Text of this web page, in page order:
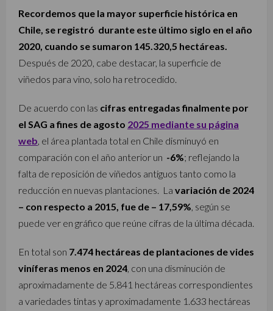
Recordemos que la mayor superficie histórica en
Chile, se registró durante este último siglo en el año
2020, cuando se sumaron 145.320,5 hectáreas.
Después de 2020, cabe destacar, la superficie de
viñedos para vino, solo ha retrocedido.
De acuerdo con las cifras entregadas finalmente por
el SAG a fines de agosto 2025 mediante su página
web, el área plantada total en Chile disminuyó en
comparación con el año anterior un -6%; reflejando la
falta de reposición de viñedos antiguos tanto como la
reducción en nuevas plantaciones. La variación de 2024
– con respecto a 2015, fue de – 17,59%, según se
puede ver en gráfico que reúne cifras de la última década.
En total son 7.474 hectáreas de plantaciones de vides
viníferas menos en 2024, con una disminución de
aproximadamente de 5.841 hectáreas correspondientes
a variedades tintas y aproximadamente 1.633 hectáreas